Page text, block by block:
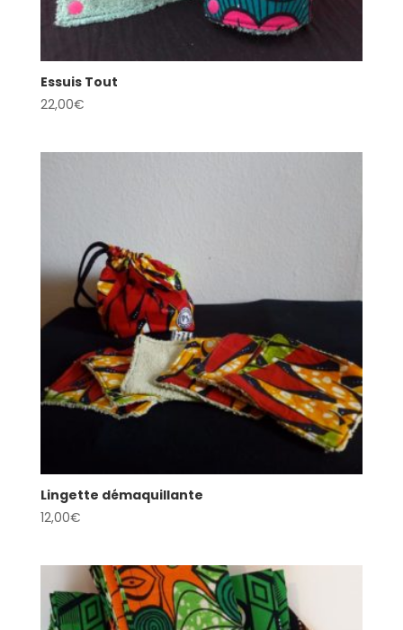
Essuis Tout
22,00€
Lingette démaquillante
12,00€